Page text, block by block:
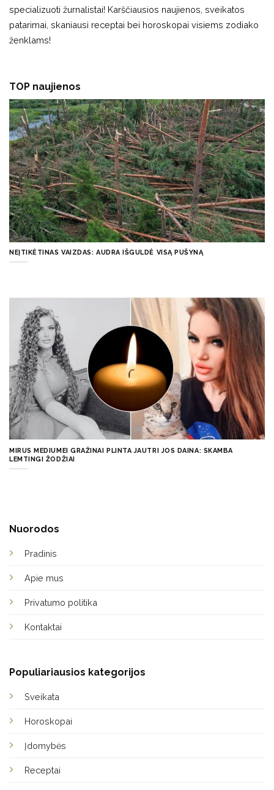
specializuoti žurnalistai! Karščiausios naujienos, sveikatos
patarimai, skaniausi receptai bei horoskopai visiems zodiako
ženklams!
Nuorodos
Pradinis
Apie mus
Privatumo politika
Kontaktai
Populiariausios kategorijos
Sveikata
Horoskopai
Įdomybės
Receptai
TOP naujienos
NEĮTIKĖTINAS VAIZDAS: AUDRA IŠGULDĖ VISĄ PUŠYNĄ
MIRUS MEDIUMEI GRAŽINAI PLINTA JAUTRI JOS DAINA: SKAMBA
LEMTINGI ŽODŽIAI